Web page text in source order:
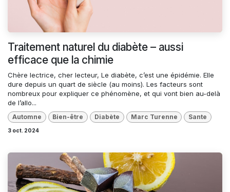
Traitement naturel du diabète – aussi
efficace que la chimie
Chère lectrice, cher lecteur, Le diabète, c’est une épidémie. Elle
dure depuis un quart de siècle (au moins). Les facteurs sont
nombreux pour expliquer ce phénomène, et qui vont bien au-delà
de l’allo...
Automne Bien-être Diabète Marc Turenne Sante
3 oct. 2024